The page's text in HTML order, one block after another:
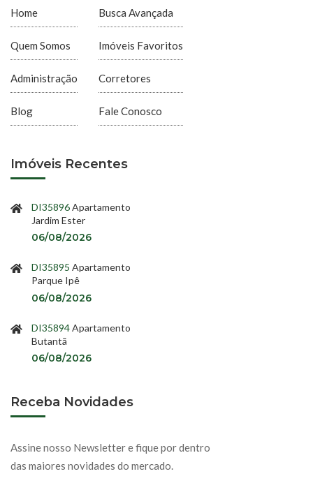
Home
Quem Somos
Administração
Blog
Busca Avançada
Imóveis Favoritos
Corretores
Fale Conosco
Imóveis Recentes
DI35896Apartamento
Jardim Ester
06/08/2026
DI35895 Apartamento
Parque Ipê
06/08/2026
DI35894Apartamento
Butantã
06/08/2026
Receba Novidades
Assine nosso Newsletter e fique por dentro
das maiores novidades do mercado.